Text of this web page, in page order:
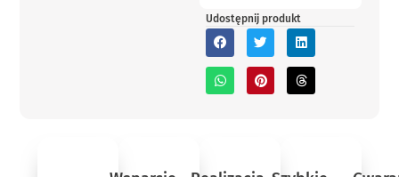
Udostępnij produkt